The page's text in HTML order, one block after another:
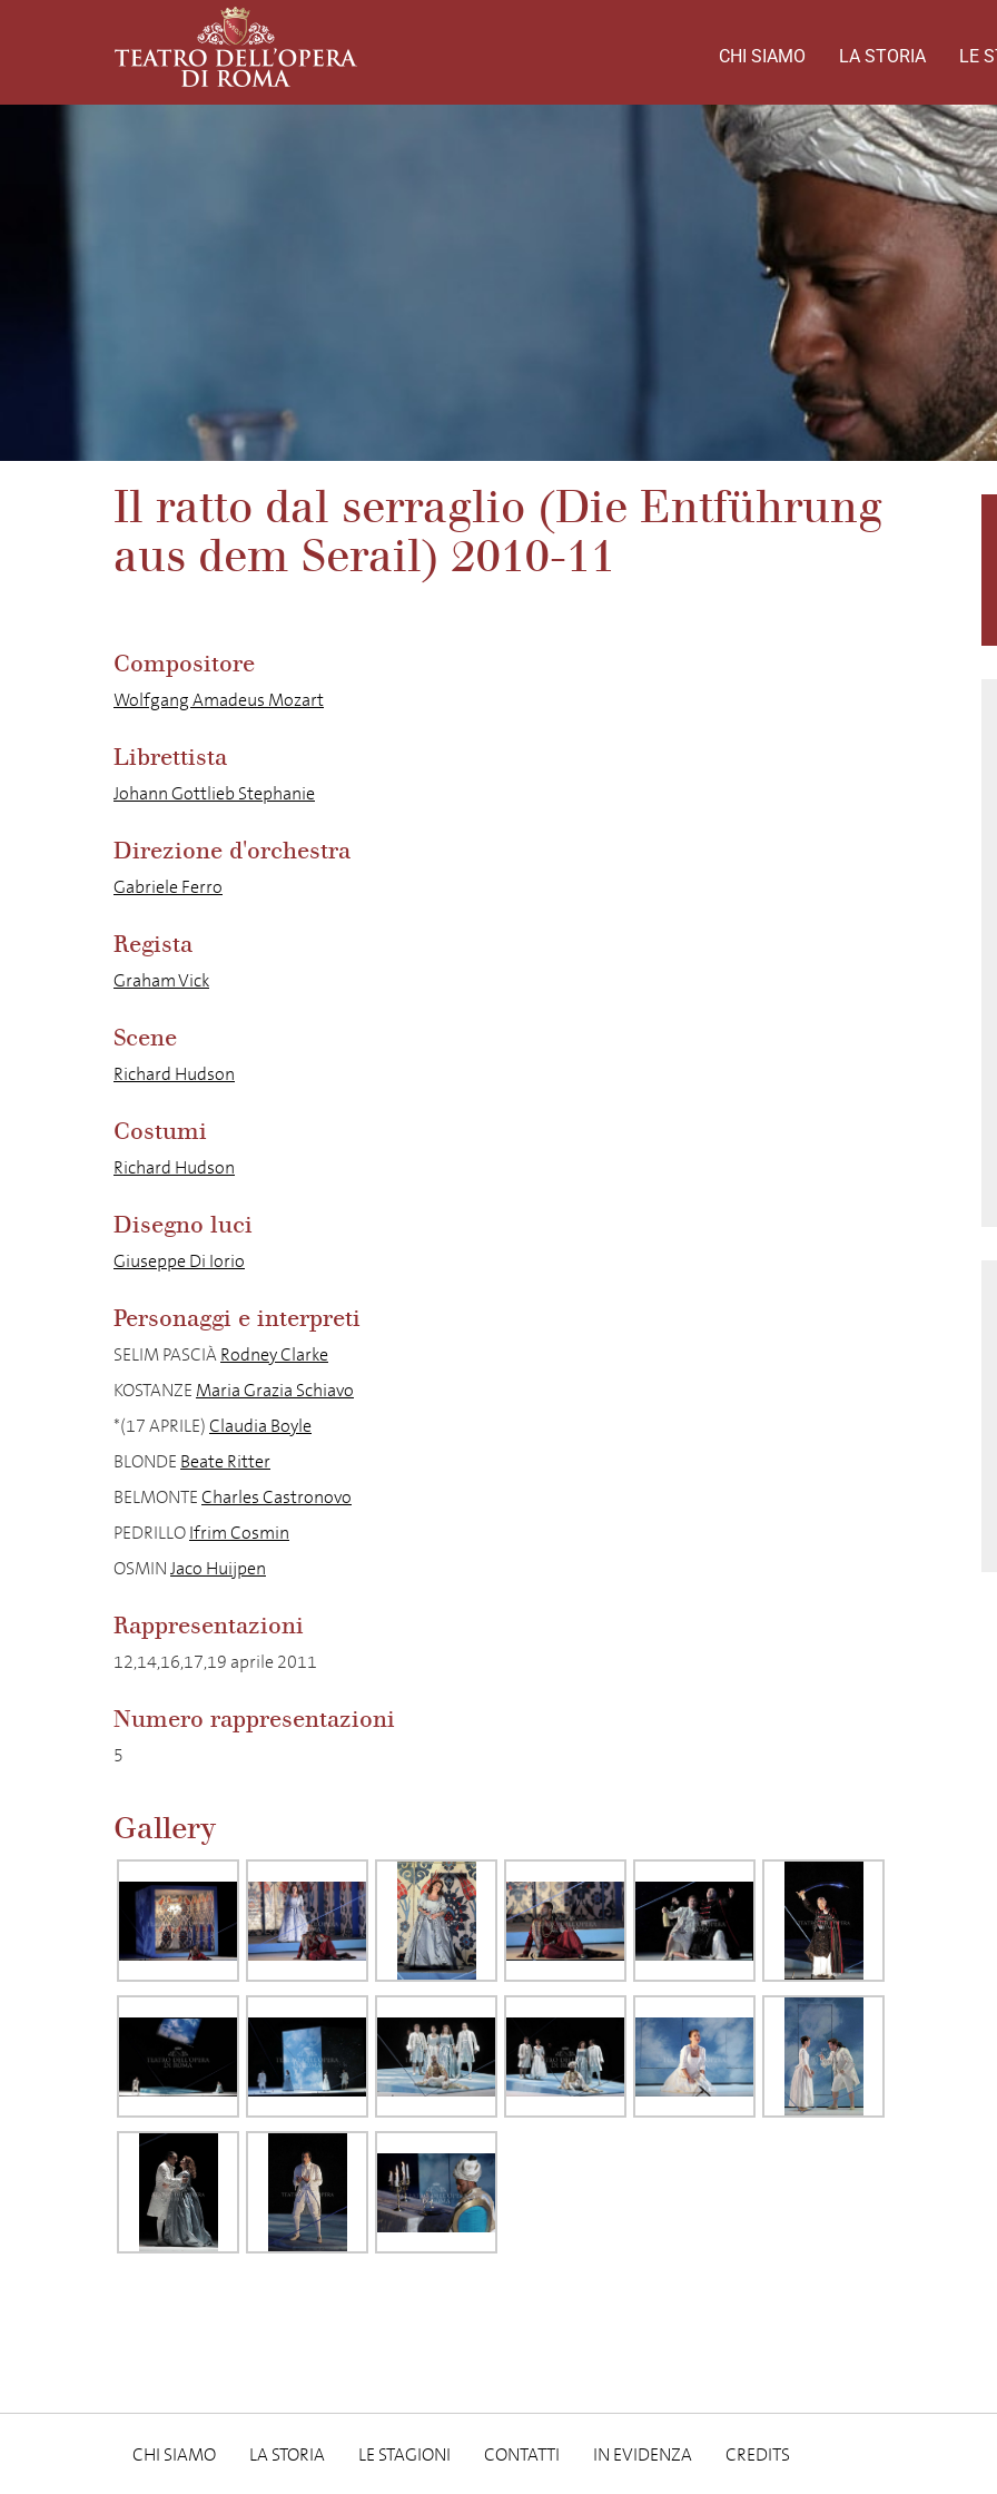
CHI SIAMO LA STORIA LE
Il ratto dal serraglio (Die Entführung
aus dem Serail) 2010-11
Compositore
Wolfgang Amadeus Mozart
Librettista
Johann Gottlieb Stephanie
Direzione d'orchestra
Gabriele Ferro
Regista
Graham Vick
Scene
Richard Hudson
Costumi
Richard Hudson
Disegno luci
Giuseppe Di Iorio
Personaggi e interpreti
SELIM PASCIÀRodney Clarke
KOSTANZE Maria Grazia Schiavo
*(17 APRILE)Claudia Boyle
BLONDE Beate Ritter
BELMONTECharles Castronovo
PEDRILLOIfrim Cosmin
OSMINJaco Huijpen
Rappresentazioni
12,14,16,17,19 aprile 2011
Numero rappresentazioni
5
Gallery
CHI SIAMO LA STORIA LE STAGIONI CONTATTI IN EVIDENZA CREDITS